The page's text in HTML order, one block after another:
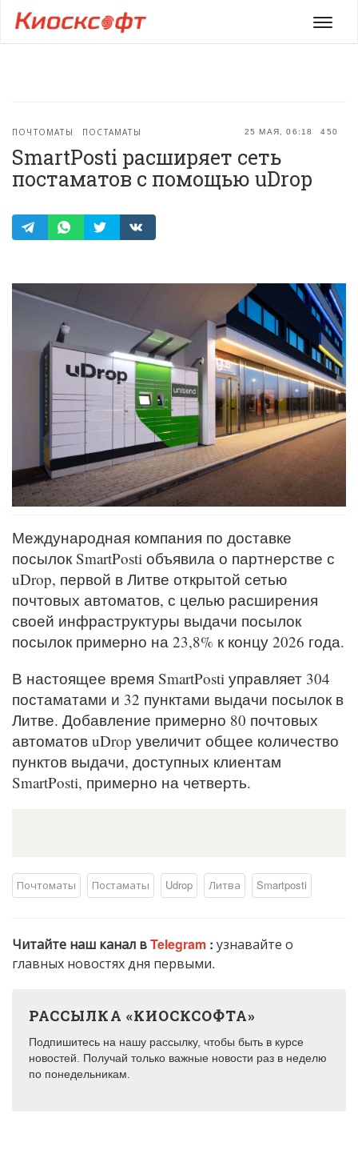
Меню
25 МАЯ, 06:18 450
ПОЧТОМАТЫ ПОСТАМАТЫ
SmartPosti расширяет сеть
постаматов с помощью uDrop
Международная компания по доставке
посылок SmartPosti объявила о партнерстве с
uDrop, первой в Литве открытой сетью
почтовых автоматов, с целью расширения
своей инфраструктуры выдачи посылок
посылок примерно на 23,8% к концу 2026 года.
В настоящее время SmartPosti управляет 304
постаматами и 32 пунктами выдачи посылок в
Литве. Добавление примерно 80 почтовых
автоматов uDrop увеличит общее количество
пунктов выдачи, доступных клиентам
SmartPosti, примерно на четверть.
Почтоматы Постаматы Udrop Литва Smartposti
Читайте наш канал вTelegram : узнавайте о
главных новостях дня первыми.
РАССЫЛКА «КИОСКСОФТА»
Подпишитесь на нашу рассылку, чтобы быть в курсе
новостей. Получай только важные новости раз в неделю
по понедельникам.